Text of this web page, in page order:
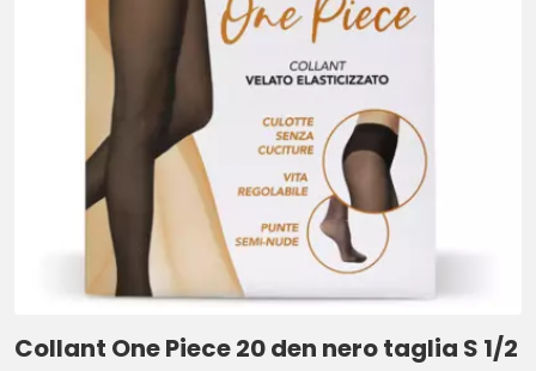
Collant One Piece 20 den nero taglia S 1/2